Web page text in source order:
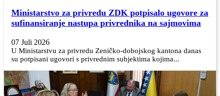
Ministarstvo za privredu ZDK potpisalo ugovore za
sufinansiranje nastupa privrednika na sajmovima
07 Juli 2026
U Ministarstvu za privredu Zeničko-dobojskog kantona danas
su potpisani ugovori s privrednim subjektima kojima...